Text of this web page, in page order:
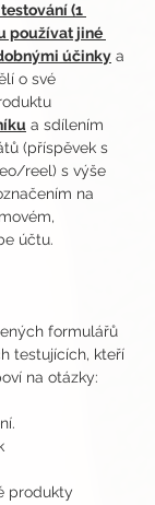
(1
používat jiné
účinky a
o své
a sdílením
(příspěvek s
reel) s výše
na
účtu.
formulářů
testujících, kteří
na otázky:
produkty